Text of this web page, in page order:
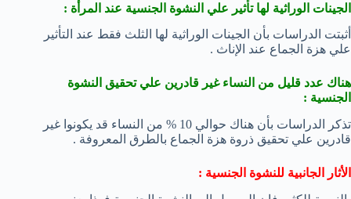
الجينات الوراثية لها تأثير علي النشوة الجنسية عند المرأة :
أثبتت الدراسات بأن الجينات الوراثية لها الثلث فقط عند التأثير
علي هزة الجماع عند الإناث .
هناك عدد قليل من النساء غير قادرين علي تحقيق النشوة
الجنسية :
تذكر الدراسات بأن هناك حوالي 10 % من النساء قد يكونوا غير
قادرين علي تحقيق ذروة هزة الجماع بالطرق المعروفة .
الأثار الجانبية للنشوة الجنسية :